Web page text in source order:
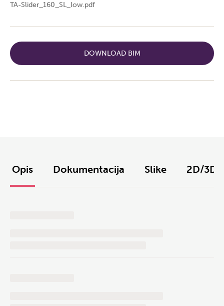
TA-Slider_160_SL_low.pdf
DOWNLOAD BIM
Opis Dokumentacija Slike 2D/3D